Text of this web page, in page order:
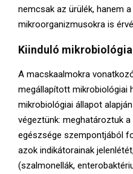
nemcsak az ürülék, hanem
mikroorganizmusokra is
Kiinduló
A macskaalmokra
megállapított mikrobiológiai
mikrobiológiai állapot
végeztünk: meghatároztuk
egészsége szempontjából
azok indikátorainak
(szalmonellák,